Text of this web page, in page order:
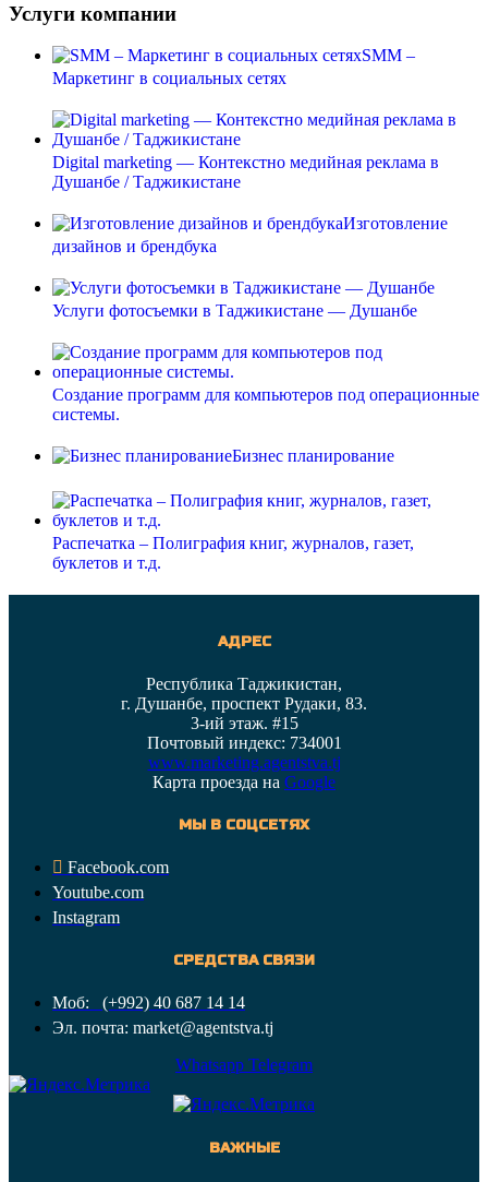
Услуги компании
SMM –
Маркетинг в социальных сетях
Digital marketing — Контекстно медийная реклама в
Душанбе / Таджикистане
Изготовление
дизайнов и брендбука
Услуги фотосъемки в Таджикистане — Душанбе
Создание программ для компьютеров под операционные
системы.
Бизнес планирование
Распечатка – Полиграфия книг, журналов, газет,
буклетов и т.д.
АДРЕС
Республика Таджикистан,
г. Душанбе, проспект Рудаки, 83.
3-ий этаж. #15
Почтовый индекс: 734001
www.marketing.agentstva.tj
Карта проезда на Google
МЫ В СОЦСЕТЯХ
Facebook.com
Youtube.com
Instagram
СРЕДСТВА СВЯЗИ
Моб: (+992) 40 687 14 14
Эл. почта: market@agentstva.tj
Whatsapp Telegram
ВАЖНЫЕ